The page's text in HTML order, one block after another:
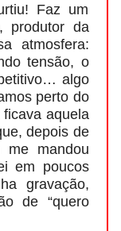
Faz um
produtor da
atmosfera:
tensão, o
algo
perto do
aquela
depois de
me mandou
em poucos
gravação,
de “quero